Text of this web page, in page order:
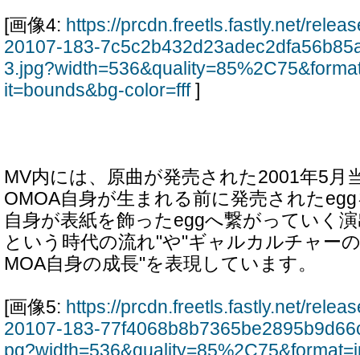
[画像4: https://prcdn.freetls.fastly.net/
20107-183-
it=bounds&bg-color=fff]
MV内には、原曲が発売された2001年5月
OMOA自身が生まれる前に発売された
自身が表紙を飾ったeggへ繋がっていく
という時代の流れ"や"ギャルカルチャー
MOA自身の成長"を表現しています。
[画像5: https://prcdn.freetls.fastly.net/
20107-183-